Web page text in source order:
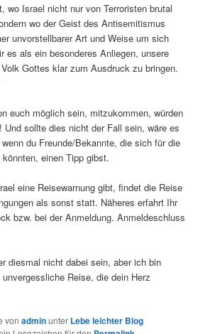
wo Israel nicht nur von Terroristen brutal
wo der Geist des Antisemitismus
unvorstellbarer Art und Weise um sich
es als ein besonderes Anliegen, unsere
Gottes klar zum Ausdruck zu bringen.
euch möglich sein, mitzukommen, würden
Und sollte dies nicht der Fall sein, wäre es
du Freunde/Bekannte, die sich für die
einen Tipp gibst.
eine Reisewarnung gibt, findet die Reise
als sonst statt. Näheres erfahrt Ihr
bzw. bei der Anmeldung. Anmeldeschluss
diesmal nicht dabei sein, aber ich bin
Reise, die dein Herz
vonadminunter Lebe leichter Blog